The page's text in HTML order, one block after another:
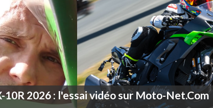
10R 2026 : l'essaividéo sur Moto-Net.Com